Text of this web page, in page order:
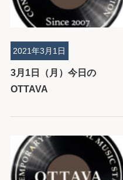
3月1日（月）今日の
OTTAVA
2021年3月1日